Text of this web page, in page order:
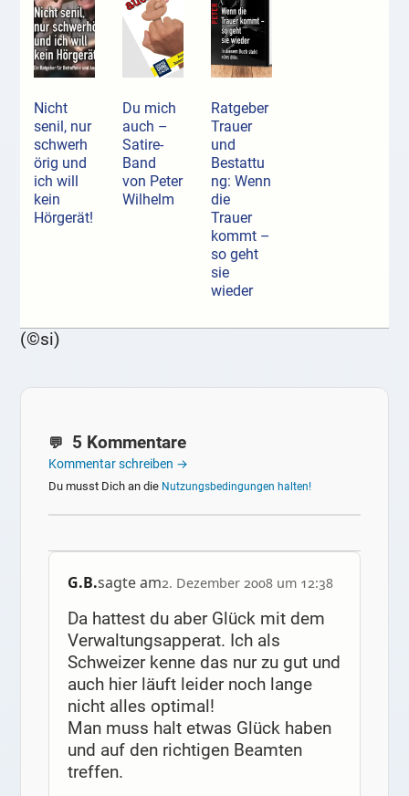
Nicht
senil, nur
schwerh
örig und
ich will
kein
Hörgerät!
Du mich
auch –
Satire-
Band
von Peter
Wilhelm
Ratgeber
Trauer
und
Bestattu
ng: Wenn
die
Trauer
kommt –
so geht
sie
wieder
(©si)
5 Kommentare
Kommentar schreiben →
Du musst Dich an die Nutzungsbedingungen halten!
G.B.sagte am2. Dezember 2008 um 12:38
Da hattest du aber Glück mit dem
Verwaltungsapperat. Ich als
Schweizer kenne das nur zu gut und
auch hier läuft leider noch lange
nicht alles optimal!
Man muss halt etwas Glück haben
und auf den richtigen Beamten
treffen.